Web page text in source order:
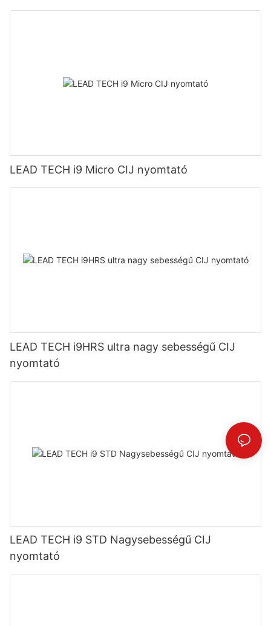
LEAD TECH i9 Micro CIJ nyomtató
LEAD TECH i9HRS ultra nagy sebességű CIJ
nyomtató
LEAD TECH i9 STD Nagysebességű CIJ
nyomtató